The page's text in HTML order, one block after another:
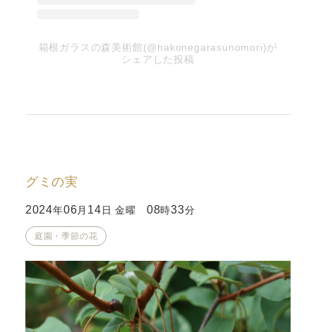
箱根ガラスの森美術館(@hakonegarasunomori)が
シェアした投稿
グミの実
2024年06 月 14 日 金曜 08時33分
庭園・季節の花